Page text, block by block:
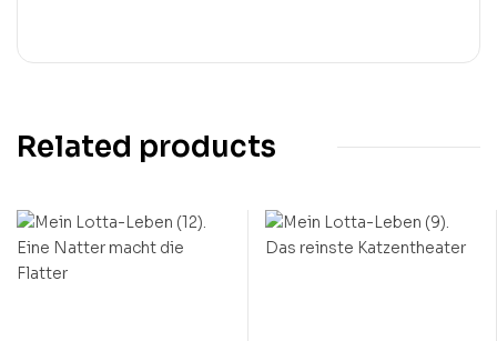
Related products